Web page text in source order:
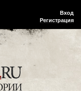
Вход
Регистрация